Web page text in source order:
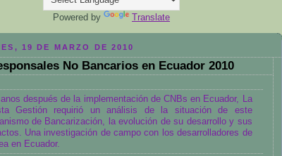
Powered by Translate
19 DE MARZO DE 2010
No Bancarios en Ecuador 2010
anos después de la implementación de CNBs en Ecuador, La
Gestión requirió un análisis de la situación de este
de Bancarización, la evolución de su desarrollo y sus
Una investigación de campo con los desarrolladores de
en Ecuador.